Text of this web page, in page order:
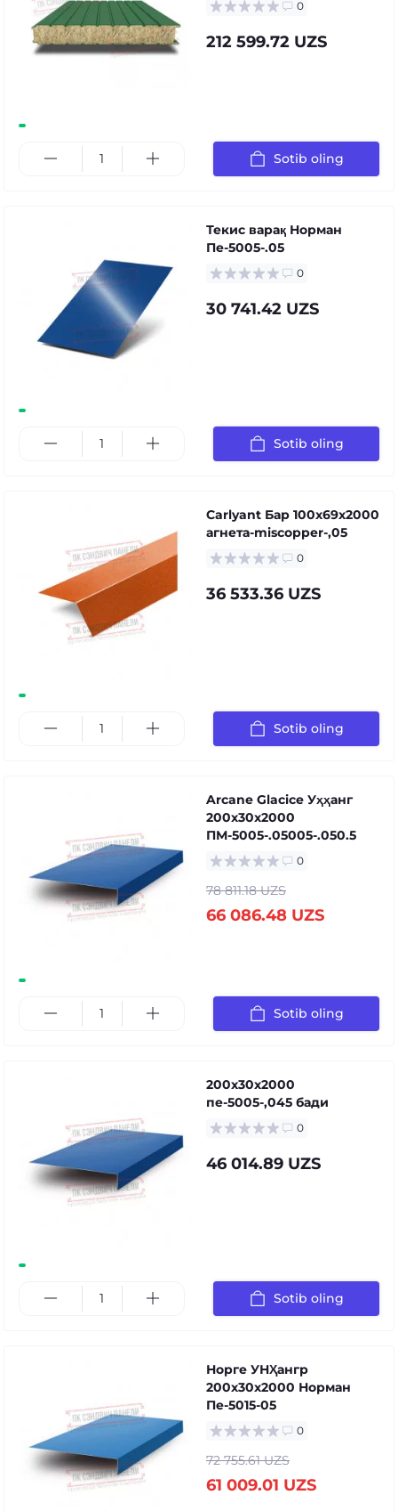
0
212 599.72 UZS
Sotib oling
Текис варақ Норман
Пе-5005-.05
0
30 741.42 UZS
Sotib oling
Carlyant Бар 100x69x2000
агнета-miscopper-,05
0
36 533.36 UZS
Sotib oling
Arcane Glacice Уҳҳанг
200x30x2000
ПМ-5005-.05005-.050.5
0
78 811.18 UZS
66 086.48 UZS
Sotib oling
200x30x2000
пе-5005-,045 бади
0
46 014.89 UZS
Sotib oling
Норге УНҲангр
200x30x2000 Норман
Пе-5015-05
0
72 755.61 UZS
61 009.01 UZS